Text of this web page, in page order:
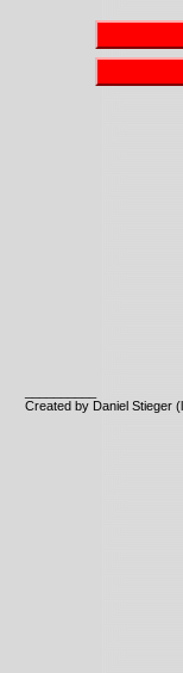
Created by Daniel Stieger